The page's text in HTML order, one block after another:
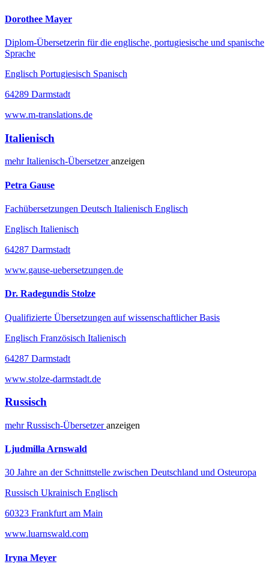
Dorothee Mayer
Diplom-Übersetzerin für die englische, portugiesische und spanische
Sprache
Englisch Portugiesisch Spanisch
64289 Darmstadt
www.m-translations.de
Italienisch
mehrItalienisch-Übersetzeranzeigen
Petra Gause
Fachübersetzungen Deutsch Italienisch Englisch
Englisch Italienisch
64287 Darmstadt
www.gause-uebersetzungen.de
Dr. Radegundis Stolze
Qualifizierte Übersetzungen auf wissenschaftlicher Basis
Englisch Französisch Italienisch
64287 Darmstadt
www.stolze-darmstadt.de
Russisch
mehrRussisch-Übersetzeranzeigen
Ljudmilla Arnswald
30 Jahre an der Schnittstelle zwischen Deutschland und Osteuropa
Russisch Ukrainisch Englisch
60323 Frankfurt am Main
www.luarnswald.com
Iryna Meyer